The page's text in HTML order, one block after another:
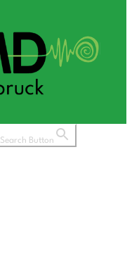
Search Button